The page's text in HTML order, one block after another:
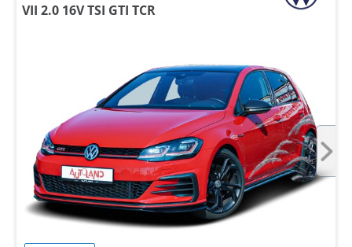
VII 2.0 16V TSI GTI TCR